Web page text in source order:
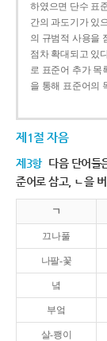
하였으면 단수 표
간의 과도기가 있
의 규범적 사용을
점차 확대되고 있
로 표준어 추가 목
을 통해 표준어의
제1절 자음
제3항 다음 단어들
준어로 삼고, ㄴ을
ㄱ
끄나풀
나팔-꽃
녘
부엌
살-쾡이